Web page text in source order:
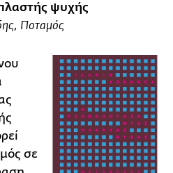
ψυχής
Ποταμός
σε